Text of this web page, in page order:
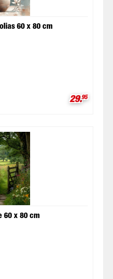
60 x 80 cm
29.95
60 x 80 cm